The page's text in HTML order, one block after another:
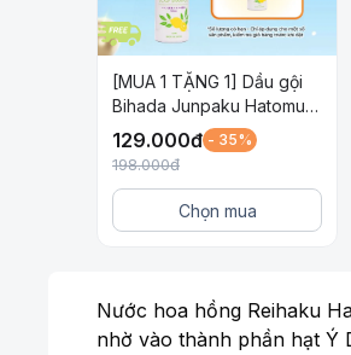
[MUA 1 TẶNG 1] Dầu gội
Bihada Junpaku Hatomugi
chiết xuất Chanh tươi
500ml
129.000đ - 35%
198.000đ
Chọn mua
Nước hoa hồng Reihaku
nhờ vào thành phần hạt Ý